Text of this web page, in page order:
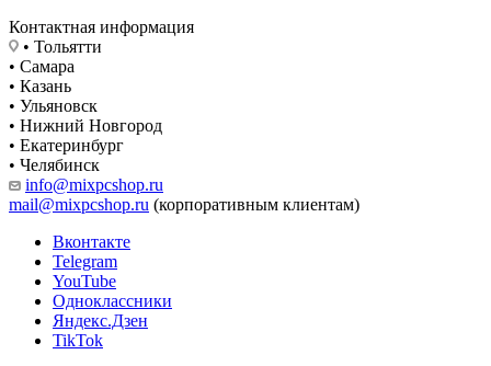
Контактная информация
• Тольятти
• Самара
• Казань
• Ульяновск
• Нижний Новгород
• Екатеринбург
• Челябинск
info@mixpcshop.ru
mail@mixpcshop.ru (корпоративным клиентам)
Вконтакте
Telegram
YouTube
Одноклассники
Яндекс.Дзен
TikTok